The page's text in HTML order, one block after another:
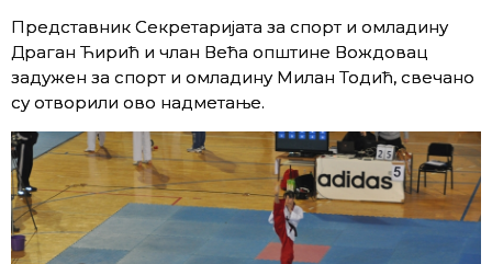
Представник Секретаријата за спорт и омладину
Драган Ћирић и члан Већа општине Вождовац
задужен за спорт и омладину Милан Тодић, свечано
су отворили ово надметање.